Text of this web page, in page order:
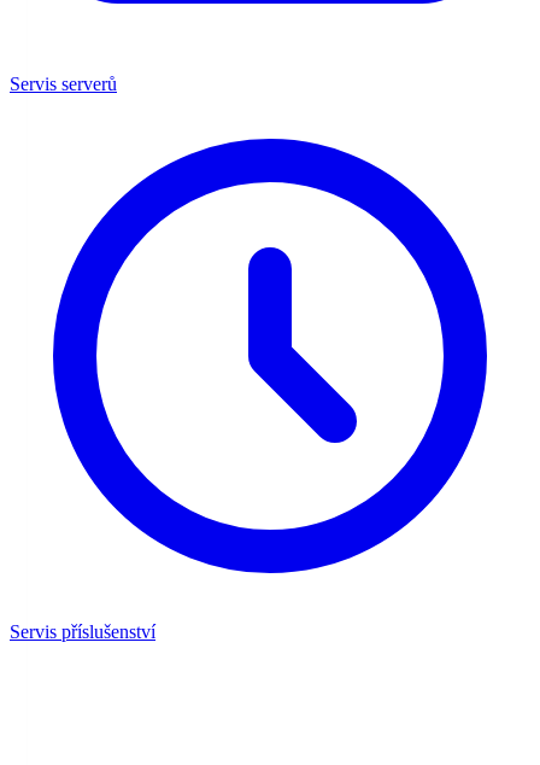
Servis serverů
Servis příslušenství